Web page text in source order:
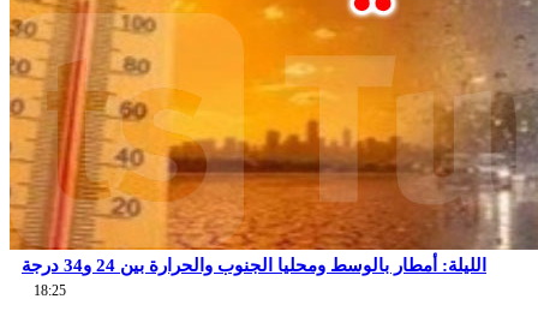
الليلة: أمطار بالوسط ومحليا الجنوب والحرارة بين 24 و34 درجة
18:25